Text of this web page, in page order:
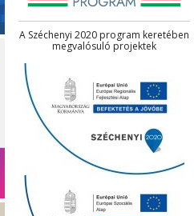
A Széchenyi 2020 program keretében
megvalósuló projektek